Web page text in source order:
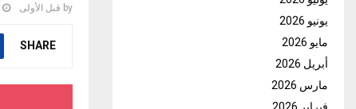
by قبل الأولى
SHARE
يونيو 2026
مايو 2026
أبريل 2026
مارس 2026